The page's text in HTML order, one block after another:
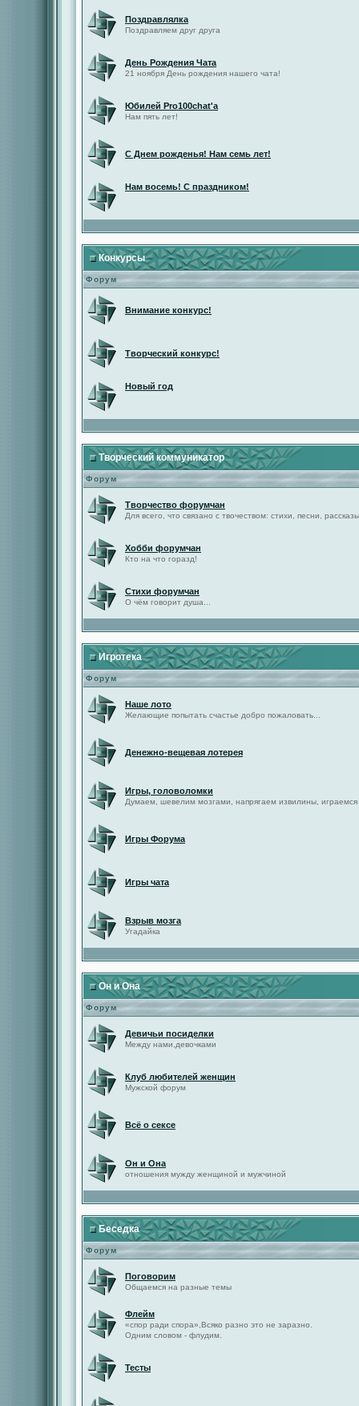
Поздравлялка
Поздравляем друг друга
День Рождения Чата
21 ноября День рождения нашего чата!
Юбилей Pro100chat'а
Нам пять лет!
С Днем рожденья! Нам семь лет!
Нам восемь! С праздником!
Конкурсы
Форум
Внимание конкурс!
Творческий конкурс!
Новый год
Творческий коммуникатор
Форум
Творчество форумчан
Для всего, что связано с твочеством: стихи, песни,
Хобби форумчан
Кто на что горазд!
Стихи форумчан
О чём говорит душа...
Игротека
Форум
Наше лото
Желающие попытать счастье добро пожаловать...
Денежно-вещевая лотерея
Игры, головоломки
Думаем, шевелим мозгами, напрягаем извилины,
Игры Форума
Игры чата
Взрыв мозга
Угадайка
Он и Она
Форум
Девичьи посиделки
Между нами,девочками
Клуб любителей женщин
Мужской форум
Всё о сексе
Он и Она
отношения мужду женщиной и мужчиной
Беседка
Форум
Поговорим
Общаемся на разные темы
Флейм
«спор ради спора»,Всяко разно это не заразно.
Одним словом - флудим.
Тесты